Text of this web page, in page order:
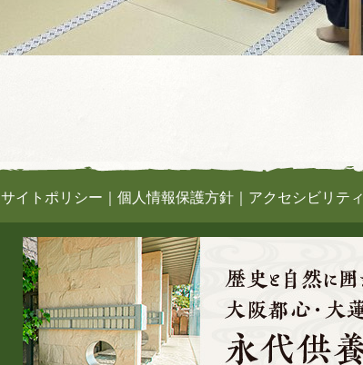
サイトポリシー 個人情報保護方針 アクセシビリティ